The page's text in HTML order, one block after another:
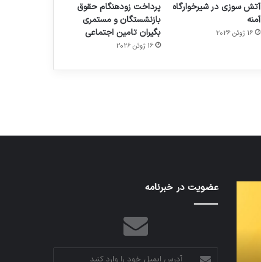
آتش سوزی در شیرخوارگاه
آمنه
16 ژوئن 2026
پرداخت زودهنگام حقوق
بازنشستگان و مستمری
بگیران تامین اجتماعی
16 ژوئن 2026
هدفون های 2023
عضویت در خبرنامه
آدرس